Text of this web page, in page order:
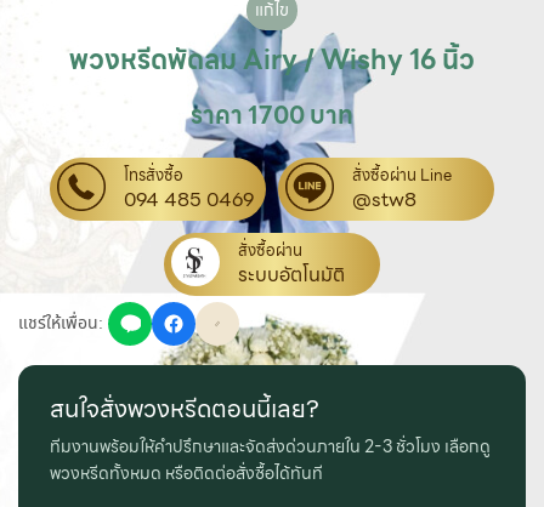
แก้ไข
พวงหรีดพัดลม Airy / Wishy 16 นิ้ว
ราคา 1700 บาท
โทรสั่งซื้อ
094 485 0469
สั่งซื้อผ่าน Line
@stw8
สั่งซื้อผ่าน
ระบบอัตโนมัติ
แชร์ให้เพื่อน:
สนใจสั่งพวงหรีดตอนนี้เลย?
ทีมงานพร้อมให้คำปรึกษาและจัดส่งด่วนภายใน 2-3 ชั่วโมง เลือกดู
พวงหรีดทั้งหมด หรือติดต่อสั่งซื้อได้ทันที